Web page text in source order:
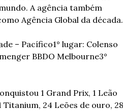
A agência também
Agência Global da década.
– Pacífico1° lugar: Colenso
BBDO Melbourne3°
1 Grand Prix, 1 Leão
24 Leões de ouro, 28